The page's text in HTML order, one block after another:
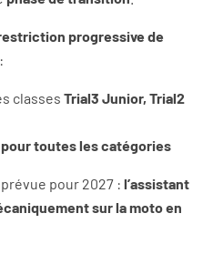
progressive de
:
classes Trial3 Junior, Trial2
toutes les catégories
pour 2027 : l’assistant
sur la moto en